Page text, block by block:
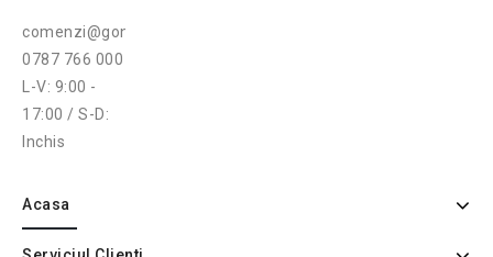
comenzi@gonga.ro
0787 766 000
L-V: 9:00 -
17:00 / S-D:
Inchis
Acasa